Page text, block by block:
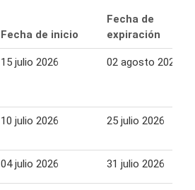
Fecha de inicio
Fecha de
expiración
15 julio 2026 02 agosto 2026
10 julio 2026 25 julio 2026
04 julio 2026 31 julio 2026